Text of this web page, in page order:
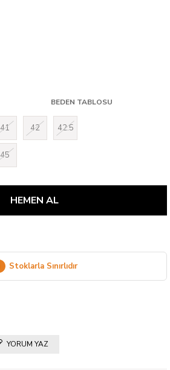
BEDEN TABLOSU
41 42 42.5
45
Stoklarla Sınırlıdır
YORUM YAZ